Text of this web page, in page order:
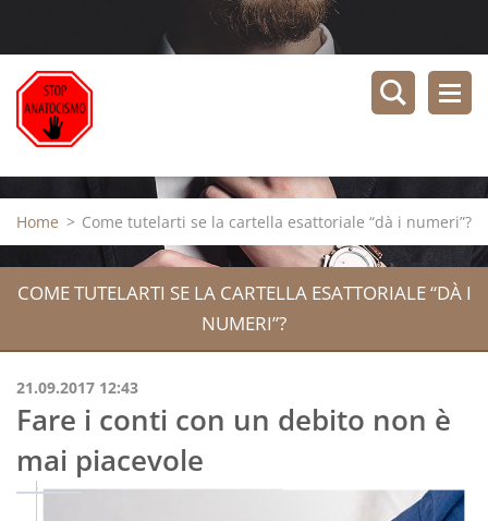
Home > Come tutelarti se la cartella esattoriale “dà i numeri”?
COME TUTELARTI SE LA CARTELLA ESATTORIALE “DÀ I
NUMERI”?
21.09.2017 12:43
Fare i conti con un debito non è
mai piacevole